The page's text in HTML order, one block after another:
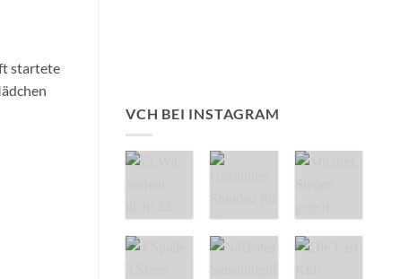
startete
VCH BEI INSTAGRAM